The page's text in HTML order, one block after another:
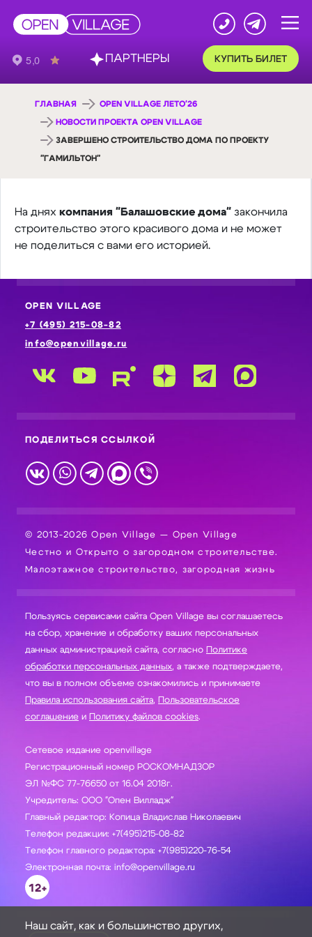
КУПИТЬ БИЛЕТ
ГЛАВНАЯ OPEN VILLAGE ЛЕТО'26
НОВОСТИ ПРОЕКТА OPEN VILLAGE
ЗАВЕРШЕНО СТРОИТЕЛЬСТВО ДОМА ПО ПРОЕКТУ
"ГАМИЛЬТОН"
На днях компания "Балашовские дома"закончила
строительство этого красивого дома и не может
не поделиться с вами его историей.
OPEN VILLAGE
+7 (495) 215-08-82
info@openvillage.ru
ПОДЕЛИТЬСЯ ССЫЛКОЙ
© 2013-2026 Open Village — Open Village
Честно и Открыто о загородном строительстве.
Малоэтажное строительство, загородная жизнь
Пользуясь сервисами сайта Open Village вы соглашаетесь
на сбор, хранение и обработку ваших персональных
данных администрацией сайта, согласно Политике
обработки персональных данных, а также подтверждаете,
что вы в полном объеме ознакомились и принимаете
Правила использования сайта, Пользовательское
соглашение и Политику файлов cookies.
Сетевое издание openvillage
Регистрационный номер РОСКОМНАДЗОР
ЭЛ №ФС 77-76650 от 16.04 2018г.
Учредитель: ООО "Опен Вилладж"
Главный редактор: Копица Владислав Николаевич
Телефон редакции: +7(495)215-08-82
Телефон главного редактора: +7(985)220-76-54
Электронная почта: info@openvillage.ru
12+
Наш сайт, как и большинство других,